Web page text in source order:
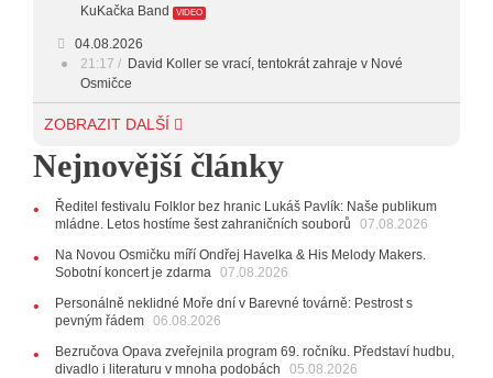
KuKačka Band
VIDEO
04.08.2026
21:17
David Koller se vrací, tentokrát zahraje v Nové
Osmičce
03.08.2026
Svatováclavského hudebního festivalu zbývá měsíc
29.07.2026
11:00
Do Ostravy se vrací britští Modestep, vystoupí v
listopadu v klubu Barrák
VIDEO
10:33
Úsměvné historky ze života ostravské kapely
Verše: Od zapomenutých baterek až po kuriózní krádež
28.07.2026
jen několik desítek posledních vstupenek
ZOBRAZIT DALŠÍ
Nejnovější články
Ředitel festivalu Folklor bez hranic Lukáš Pavlík: Naše publikum
mládne. Letos hostíme šest zahraničních souborů
07.08.2026
Na Novou Osmičku míří Ondřej Havelka & His Melody Makers.
Sobotní koncert je zdarma
07.08.2026
Personálně neklidné Moře dní v Barevné továrně: Pestrost s
pevným řádem 06.08.2026
Bezručova Opava zveřejnila program 69. ročníku. Představí hudbu,
divadlo i literaturu v mnoha podobách
05.08.2026